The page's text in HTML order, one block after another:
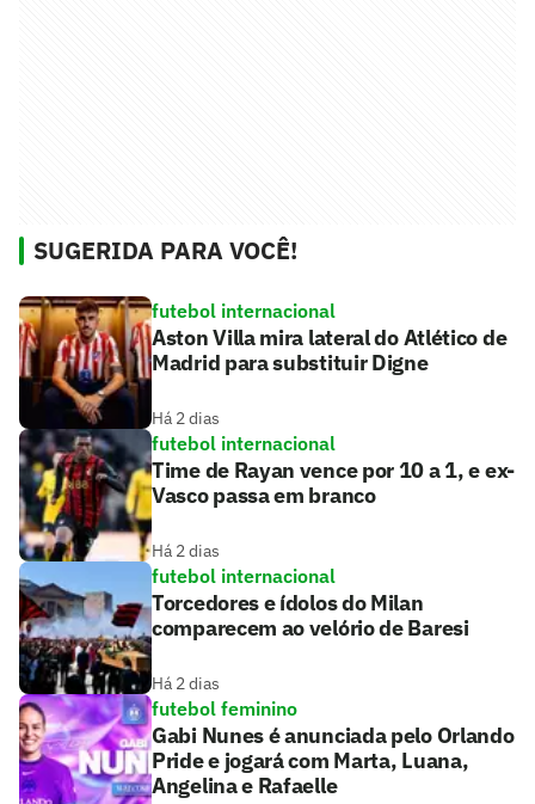
SUGERIDA PARA VOCÊ!
futebol internacional
Aston Villa mira lateral do Atlético de
Madrid para substituir Digne
Há 2 dias
futebol internacional
Time de Rayan vence por 10 a 1, e ex-
Vasco passa em branco
Há 2 dias
futebol internacional
Torcedores e ídolos do Milan
comparecem ao velório de Baresi
Há 2 dias
futebol feminino
Gabi Nunes é anunciada pelo Orlando
Pride e jogará com Marta, Luana,
Angelina e Rafaelle